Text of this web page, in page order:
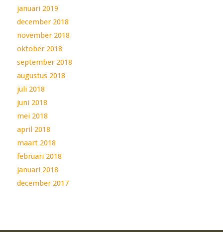
januari 2019
december 2018
november 2018
oktober 2018
september 2018
augustus 2018
juli 2018
juni 2018
mei 2018
april 2018
maart 2018
februari 2018
januari 2018
december 2017